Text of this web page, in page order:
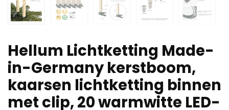
Hellum Lichtketting Made-
in-Germany kerstboom,
kaarsen lichtketting binnen
met clip, 20 warmwitte LED-